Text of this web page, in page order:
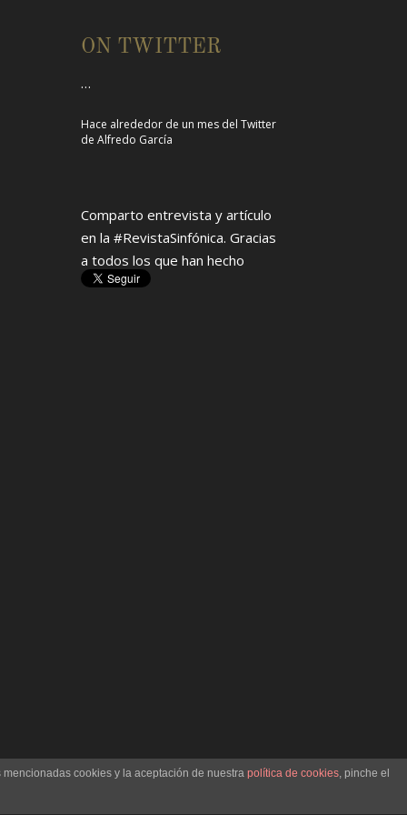
ON TWITTER
Comparto entrevista y artículo
a todos los que han hecho
Hace alrededor de 4 mesesdel Twitter
deAlfredo García
cookies y la aceptación de nuestra política de cookies, pinche el